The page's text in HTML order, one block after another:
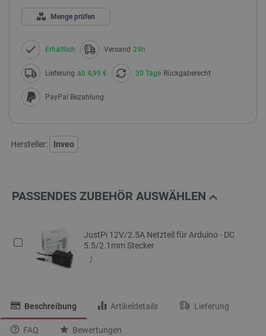
Menge prüfen
Erhältlich Versand 24h
Lieferung ab 4,99 € 30 Tage Rückgaberecht
PayPal Bezahlung
Hersteller: Inveo
PASSENDES ZUBEHÖR AUSWÄHLEN
JustPi 12V/2.5A Netzteil für Arduino - DC
5.5/2.1mm Stecker
Beschreibung Artikeldetails Lieferung
FAQ Bewertungen